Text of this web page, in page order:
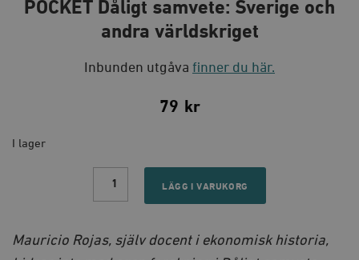
POCKET Dåligt samvete: Sverige och
andra världskriget
Inbunden utgåva finner du här.
79 kr
I lager
Dåligt
andra
världskriget
quantity
LÄGG I VARUKORG
Mauricio Rojas, själv docent i ekonomisk historia,